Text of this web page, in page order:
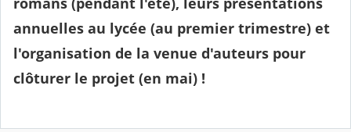
annuelles au lycée (au premier trimestre) et
l'organisation de la venue d'auteurs pour
clôturer le projet (en mai) !